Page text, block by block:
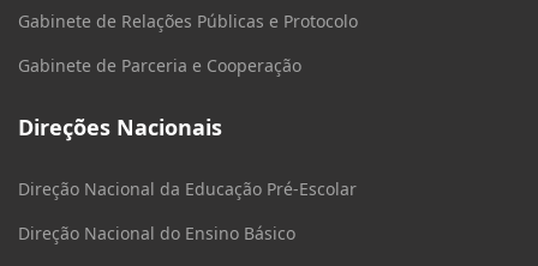
Gabinete de Relações Públicas e Protocolo
Gabinete de Parceria e Cooperação
Direções Nacionais
Direção Nacional da Educação Pré-Escolar
Direção Nacional do Ensino Básico